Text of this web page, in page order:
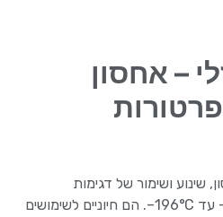
– אחסון
שינוע ושימור של דגימות
בטמפרטורות נמוכות במיוחד – עד ‎–196°C. הם חיוניים לשימושים